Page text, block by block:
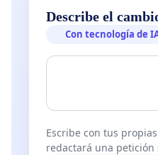
Describe el
Con tecnología de
Escribe con tus
redactará una petición